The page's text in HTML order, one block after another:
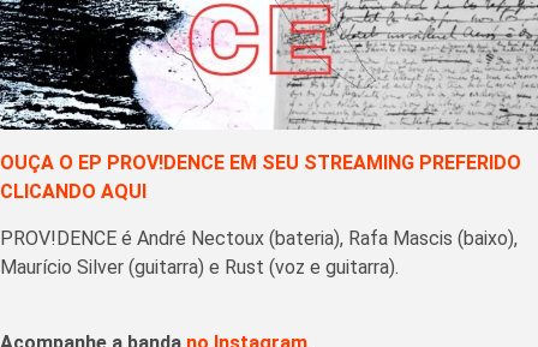
OUÇA O EP PROV!DENCE EM SEU STREAMING PREFERIDO
CLICANDO AQUI
PROV!DENCE é André Nectoux (bateria), Rafa Mascis (baixo),
Maurício Silver (guitarra) e Rust (voz e guitarra).
Acompanhe a banda no Instagram.